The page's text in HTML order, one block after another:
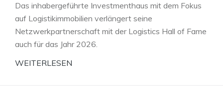
Das inhabergeführte Investmenthaus mit dem Fokus
auf Logistikimmobilien verlängert seine
Netzwerkpartnerschaft mit der Logistics Hall of Fame
auch für das Jahr 2026.
WEITERLESEN